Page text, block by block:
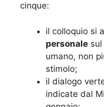
cinque:
il colloquio si
personale
umano, non
stimolo;
il dialogo
indicate dal